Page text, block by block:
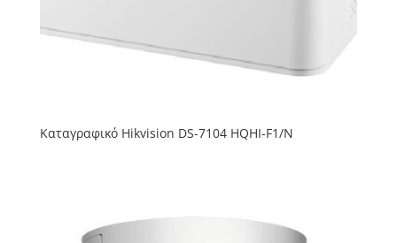
Καταγραφικό Hikvision DS-7104 HQHI-F1/N